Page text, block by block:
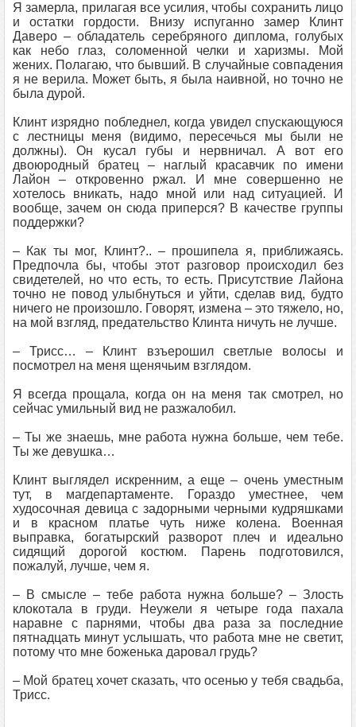
Я замерла, прилагая все усилия, чтобы сохранить лицо
и остатки гордости. Внизу испуганно замер Клинт
Даверо – обладатель серебряного диплома, голубых
как небо глаз, соломенной челки и харизмы. Мой
жених. Полагаю, что бывший. В случайные совпадения
я не верила. Может быть, я была наивной, но точно не
была дурой.
Клинт изрядно побледнел, когда увидел спускающуюся
с лестницы меня (видимо, пересечься мы были не
должны). Он кусал губы и нервничал. А вот его
двоюродный братец – наглый красавчик по имени
Лайон – откровенно ржал. И мне совершенно не
хотелось вникать, надо мной или над ситуацией. И
вообще, зачем он сюда приперся? В качестве группы
поддержки?
– Как ты мог, Клинт?.. – прошипела я, приближаясь.
Предпочла бы, чтобы этот разговор происходил без
свидетелей, но что есть, то есть. Присутствие Лайона
точно не повод улыбнуться и уйти, сделав вид, будто
ничего не произошло. Говорят, измена – это тяжело, но,
на мой взгляд, предательство Клинта ничуть не лучше.
– Трисс… – Клинт взъерошил светлые волосы и
посмотрел на меня щенячьим взглядом.
Я всегда прощала, когда он на меня так смотрел, но
сейчас умильный вид не разжалобил.
– Ты же знаешь, мне работа нужна больше, чем тебе.
Ты же девушка…
Клинт выглядел искренним, а еще – очень уместным
тут, в магдепартаменте. Гораздо уместнее, чем
худосочная девица с задорными черными кудряшками
и в красном платье чуть ниже колена. Военная
выправка, богатырский разворот плеч и идеально
сидящий дорогой костюм. Парень подготовился,
пожалуй, лучше, чем я.
– В смысле – тебе работа нужна больше? – Злость
клокотала в груди. Неужели я четыре года пахала
наравне с парнями, чтобы два раза за последние
пятнадцать минут услышать, что работа мне не светит,
потому что мне боженька даровал грудь?
– Мой братец хочет сказать, что осенью у тебя свадьба,
Трисс.